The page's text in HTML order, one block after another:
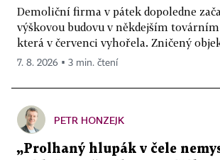
Demoliční firma v pátek dopoledne
výškovou budovu v někdejším
která v červenci vyhořela. Zničený
7. 8. 2026 ▪ 3 min. čtení
PETR HONZEJK
„Prolhaný hlupák v čele